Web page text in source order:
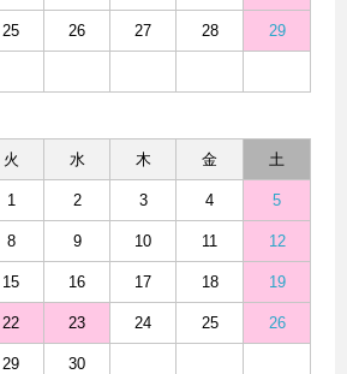
25 26 27 28 29
火 水 木 金 土
1 2 3 4 5
8 9 10 11 12
15 16 17 18 19
22 23 24 25 26
29 30